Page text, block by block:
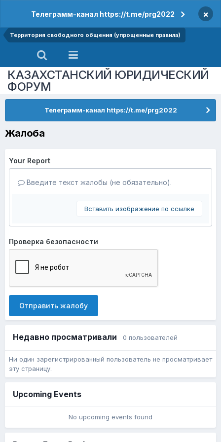
Телеграмм-канал https://t.me/prg2022 ×
Территория свободного общения (упрощенные правила)
КАЗАХСТАНСКИЙ ЮРИДИЧЕСКИЙ
ФОРУМ
Телеграмм-канал https://t.me/prg2022
Жалоба
Your Report
Введите текст жалобы (не обязательно).
Вставить изображение по ссылке
Проверка безопасности
Отправить жалобу
Недавно просматривали 0 пользователей
Ни один зарегистрированный пользователь не просматривает
эту страницу.
Upcoming Events
No upcoming events found